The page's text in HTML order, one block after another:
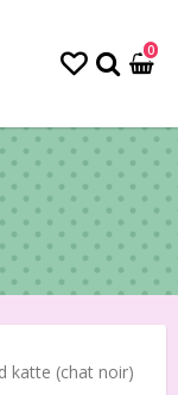
0
katte (chat noir)